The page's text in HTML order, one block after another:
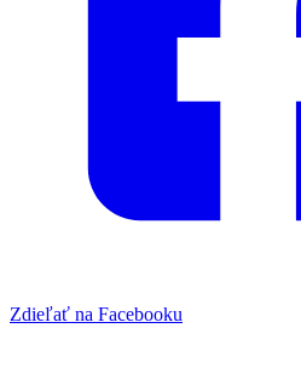
Zdieľať na Facebooku